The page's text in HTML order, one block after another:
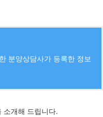
분양상담사가 등록한 정보
소개해 드립니다.